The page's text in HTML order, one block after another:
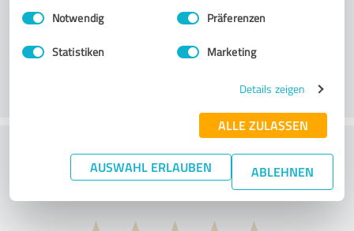
Impressum Datenschutzbestimmungen
Einwilligungsauswahl
Notwendig Präferenzen
Statistiken Marketing
Details zeigen
ALLE ZULASSEN
AUSWAHL ERLAUBEN ABLEHNEN
Kundservice
What do you think of the price to
performance ratio?